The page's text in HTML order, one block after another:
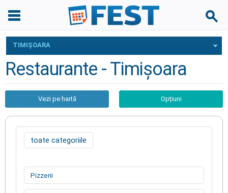
TIMIŞOARA
Restaurante - Timişoara
Vezi pe hartă Opțiuni
toate categoriile
Pizzerii